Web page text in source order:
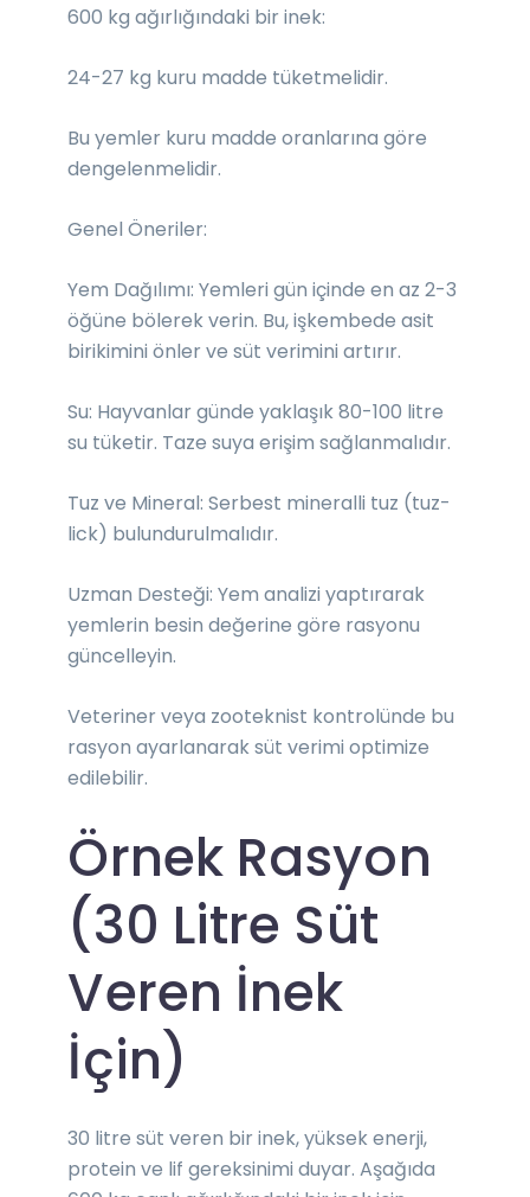
600 kg ağırlığındaki bir inek:
24-27 kg kuru madde tüketmelidir.
Bu yemler kuru madde oranlarına göre
dengelenmelidir.
Genel Öneriler:
Yem Dağılımı: Yemleri gün içinde en az 2-3
öğüne bölerek verin. Bu, işkembede asit
birikimini önler ve süt verimini artırır.
Su: Hayvanlar günde yaklaşık 80-100 litre
su tüketir. Taze suya erişim sağlanmalıdır.
Tuz ve Mineral: Serbest mineralli tuz (tuz-
lick) bulundurulmalıdır.
Uzman Desteği: Yem analizi yaptırarak
yemlerin besin değerine göre rasyonu
güncelleyin.
Veteriner veya zooteknist kontrolünde bu
rasyon ayarlanarak süt verimi optimize
edilebilir.
Örnek Rasyon
(30 Litre Süt
Veren İnek
İçin)
30 litre süt veren bir inek, yüksek enerji,
protein ve lif gereksinimi duyar. Aşağıda